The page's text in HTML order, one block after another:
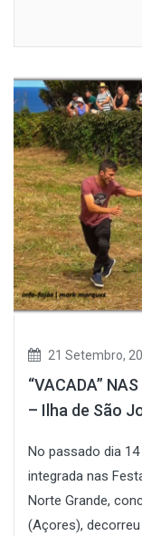
21 Setembro,
“VACADA”
– Ilha de São
No passado dia
integrada nas
Norte Grande,
(Açores),